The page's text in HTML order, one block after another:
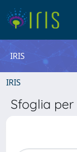
IRIS
IRIS
Sfoglia per